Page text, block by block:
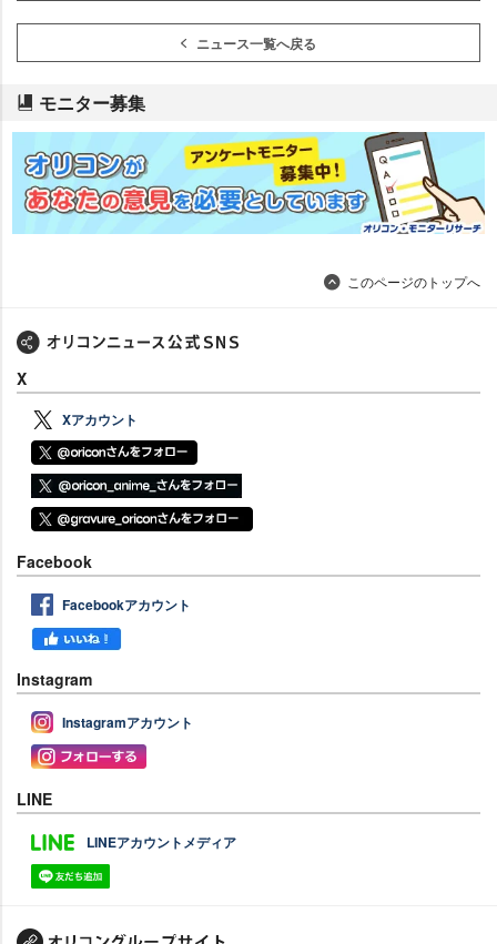
ニュース一覧へ戻る
モニター募集
このページのトップへ
X
Xアカウント
Facebook
Facebookアカウント
Instagram
Instagramアカウント
LINE
LINEアカウントメディア